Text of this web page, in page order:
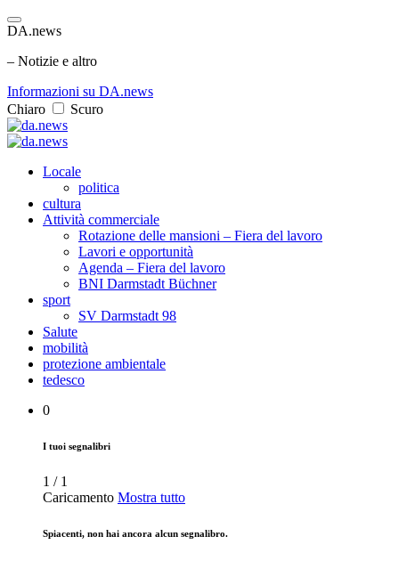
DA.news
– Notizie e altro
Informazioni su DA.news
Chiaro
Scuro
Locale
politica
cultura
Attività commerciale
Rotazione delle mansioni – Fiera del lavoro
Lavori e opportunità
Agenda – Fiera del lavoro
BNI Darmstadt Büchner
sport
SV Darmstadt 98
Salute
mobilità
protezione ambientale
tedesco
0
I tuoi segnalibri
1 / 1
Caricamento Mostra tutto
Spiacenti, non hai ancora alcun segnalibro.